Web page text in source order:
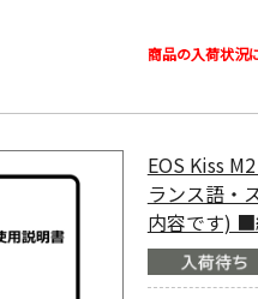
商品の入荷状況
EOS Kiss
ランス語・
内容です)